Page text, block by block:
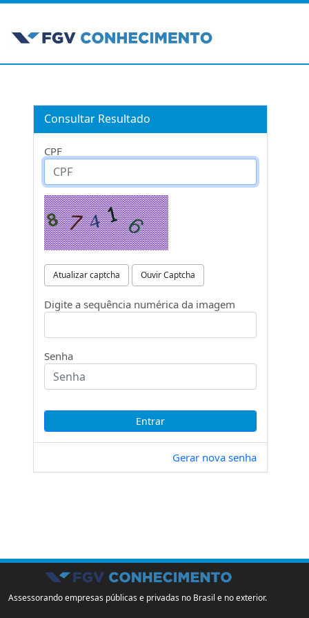
Consultar Resultado
CPF
Atualizar captcha Ouvir Captcha
Digite a sequência numérica da imagem
Senha
Gerar nova senha
Assessorando empresas públicas e privadas no Brasil e no exterior.